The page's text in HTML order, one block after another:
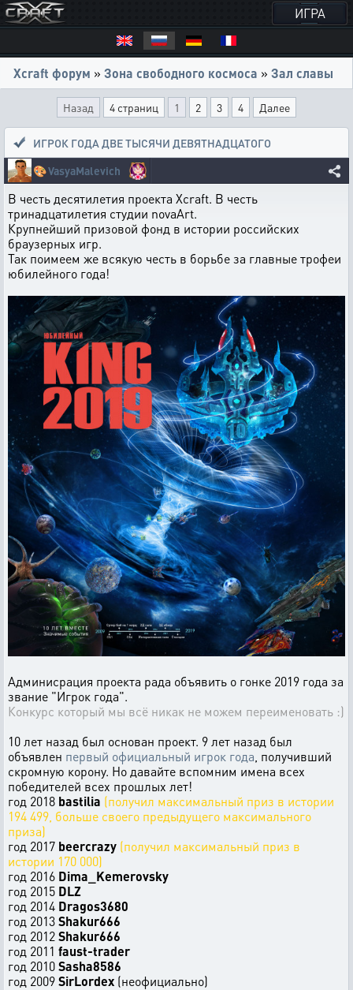
ИГРА
Xcraft форум » Зона свободного космоса » Зал славы
Назад 4 страниц 1 2 3 4 Далее
ИГРОК ГОДА ДВЕ ТЫСЯЧИ ДЕВЯТНАДЦАТОГО
🎨VasyaMalevich
В честь десятилетия проекта Xcraft. В честь
тринадцатилетия студии novaArt.
Крупнейший призовой фонд в истории российских
браузерных игр.
Так поимеем же всякую честь в борьбе за главные трофеи
юбилейного года!
Админисрация проекта рада объявить о гонке 2019 года за
звание "Игрок года".
Конкурс который мы всё никак не можем переименовать :)
10 лет назад был основан проект. 9 лет назад был
объявлен первый официальный игрок года , получивший
скромную корону. Но давайте вспомним имена всех
победителей всех прошлых лет!
год 2018 bastilia (получил максимальный приз в истории
194 499, больше своего предыдущего максимального
приза)
год 2017 beercrazy (получил максимальный приз в
истории 170 000)
год 2016 Dima_Kemerovsky
год 2015 DLZ
год 2014 Dragos3680
год 2013Shakur666
год 2012Shakur666
год 2011 faust-trader
год 2010Sasha8586
год 2009SirLordex (неофициально)